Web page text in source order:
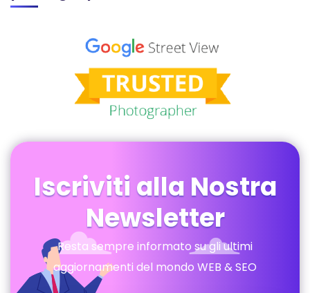
Iscriviti alla Nostra
Newsletter
Resta sempre informato su gli ultimi
aggiornamenti del mondo WEB & SEO